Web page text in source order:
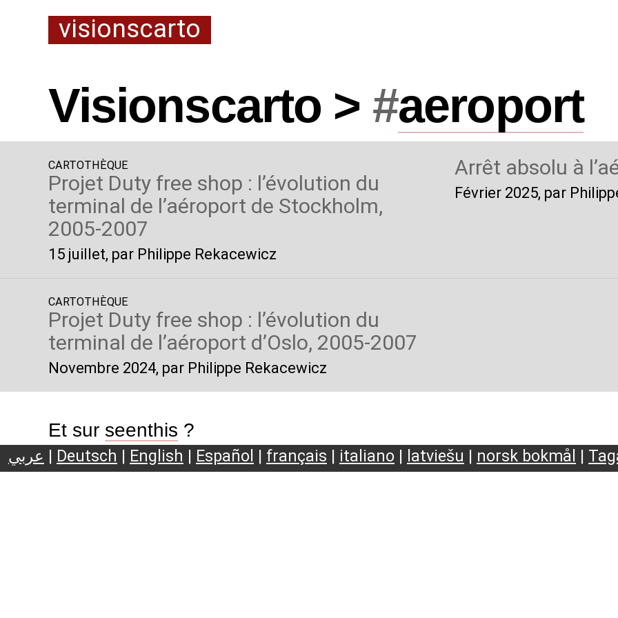
visionscarto
Visionscarto > #aeroport
CARTOTHÈQUE
Projet Duty free shop : l’évolution du
terminal de l’aéroport de Stockholm,
2005-2007
15 juillet, par Philippe Rekacewicz
Arrêt absolu à
Février 2025, par
CARTOTHÈQUE
Projet Duty free shop : l’évolution du
terminal de l’aéroport d’Oslo, 2005-2007
Novembre 2024, par Philippe Rekacewicz
Et sur seenthis ?
عربي | Deutsch | English | Español | français | italiano | latviešu | norsk bokmål |